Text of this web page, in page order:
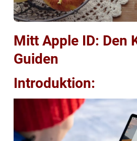
Mitt Apple ID: Den
Guiden
Introduktion: